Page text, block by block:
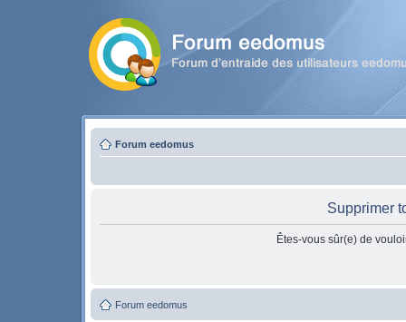
Forum eedomus
Supprimer
Êtes-vous sûr(e) de
Forum eedomus